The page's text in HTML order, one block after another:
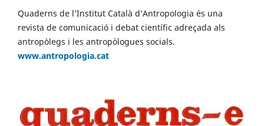
Quaderns de l’Institut Català d’Antropologia és una
revista de comunicació i debat científic adreçada als
antropòlegs i les antropòlogues socials.
www.antropologia.cat